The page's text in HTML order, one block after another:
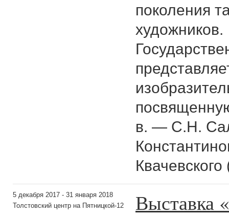
поколения
художников.
в. — С.Н.
5 декабря 2017 - 31 января 2018
Толстовский центр на Пятницкой-12
Выставка